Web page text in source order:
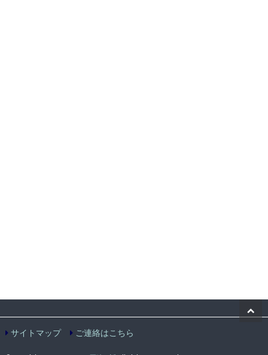
サイトマップ ご連絡はこちら